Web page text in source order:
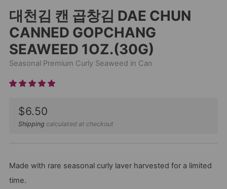
대천김 캔 곱창김 DAE CHUN
CANNED GOPCHANG
SEAWEED 1OZ.(30G)
Seasonal Premium Curly Seaweed in Can
Sale
price
$6.50
Shipping calculated at checkout
Made with rare seasonal curly laver harvested for a limited
time.